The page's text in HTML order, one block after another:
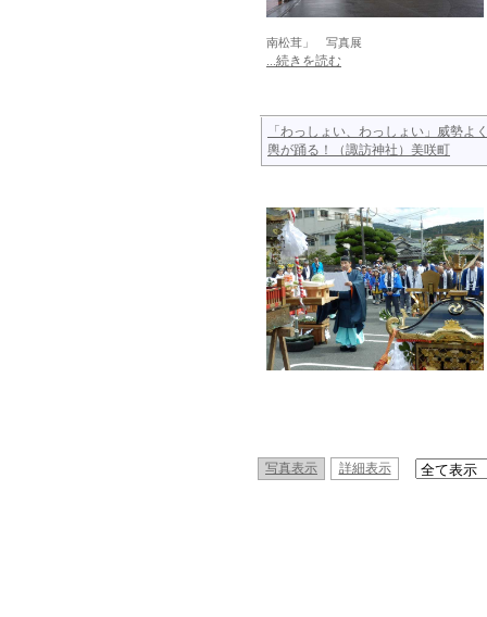
南松茸」 写真展
...続きを読む
「わっしょい、わっしょい」威勢よ
輿が踊る！（諏訪神社）美咲町
写真表示 詳細表示